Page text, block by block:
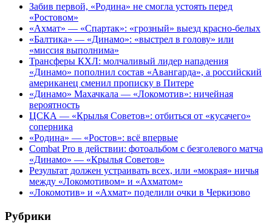
Забив первой, «Родина» не смогла устоять перед
«Ростовом»
«Ахмат» — «Спартак»: «грозный» выезд красно-белых
«Балтика» — «Динамо»: «выстрел в голову» или
«миссия выполнима»
Трансферы КХЛ: молчаливый лидер нападения
«Динамо» пополнил состав «Авангарда», а российский
американец сменил прописку в Питере
«Динамо» Махачкала — «Локомотив»: ничейная
вероятность
ЦСКА — «Крылья Советов»: отбиться от «кусачего»
соперника
«Родина» — «Ростов»: всё впервые
Combat Pro в действии: фотоальбом с безголевого матча
«Динамо» — «Крылья Советов»
Результат должен устраивать всех, или «мокрая» ничья
между «Локомотивом» и «Ахматом»
«Локомотив» и «Ахмат» поделили очки в Черкизово
Рубрики